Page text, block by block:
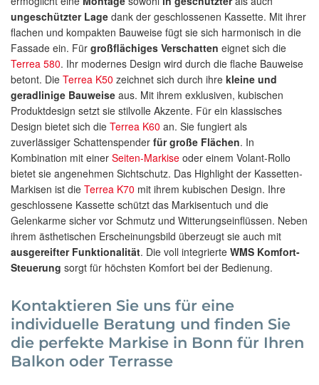
ungeschützter Lage dank der geschlossenen Kassette. Mit ihrer
flachen und kompakten Bauweise fügt sie sich harmonisch in die
Fassade ein. Für großflächiges Verschatten eignet sich die
Terrea 580. Ihr modernes Design wird durch die flache Bauweise
betont. Die Terrea K50 zeichnet sich durch ihre kleine und
geradlinige Bauweise aus. Mit ihrem exklusiven, kubischen
Produktdesign setzt sie stilvolle Akzente. Für ein klassisches
Design bietet sich die Terrea K60 an. Sie fungiert als
zuverlässiger Schattenspender für große Flächen. In
Kombination mit einer Seiten-Markise oder einem Volant-Rollo
bietet sie angenehmen Sichtschutz. Das Highlight der Kassetten-
Markisen ist die Terrea K70 mit ihrem kubischen Design. Ihre
geschlossene Kassette schützt das Markisentuch und die
Gelenkarme sicher vor Schmutz und Witterungseinflüssen. Neben
ihrem ästhetischen Erscheinungsbild überzeugt sie auch mit
ausgereifter Funktionalität. Die voll integrierte WMS Komfort-
Steuerung sorgt für höchsten Komfort bei der Bedienung.
Kontaktieren Sie uns für eine
individuelle Beratung und finden Sie
die perfekte Markise in Bonn für Ihren
Balkon oder Terrasse